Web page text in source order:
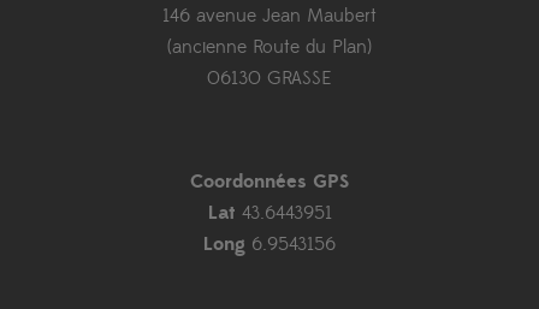
146 avenue Jean Maubert
(ancienne Route du Plan)
06130 GRASSE
Coordonnées GPS
Lat 43.6443951
Long 6.9543156